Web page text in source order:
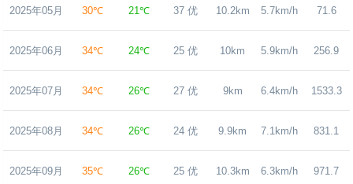
2025年05月 30℃ 21℃ 37 优 10.2km 5.7km/h 71.6
2025年06月 34℃ 24℃ 25 优 10km 5.9km/h 256.9
2025年07月 34℃ 26℃ 27 优 9km 6.4km/h 1533.3
2025年08月 34℃ 26℃ 24 优 9.9km 7.1km/h 831.1
2025年09月 35℃ 26℃ 25 优 10.3km 6.3km/h 971.7